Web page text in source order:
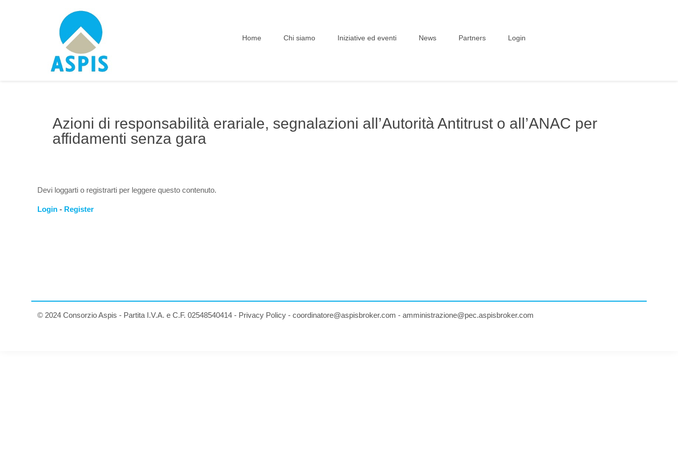
Home Chi siamo Iniziative ed eventi News Partners Login
Azioni di responsabilità erariale, segnalazioni all’Autorità Antitrust o all’ANAC per
affidamenti senza gara
Devi loggarti o registrarti per leggere questo contenuto.
Login - Register
© 2024 Consorzio Aspis - Partita I.V.A. e C.F. 02548540414 - Privacy Policy -coordinatore@aspisbroker.com -amministrazione@pec.aspisbroker.com